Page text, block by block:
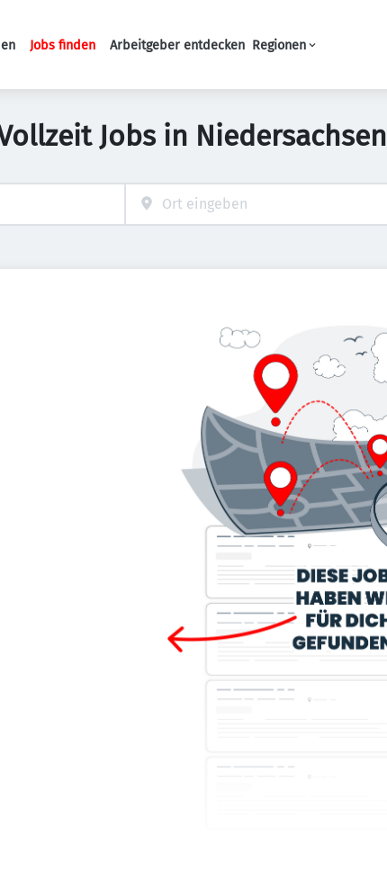
Haupt-Navigation
Jobs finden Arbeitgeber entdecken Regionen
Jobs in Niedersachsen